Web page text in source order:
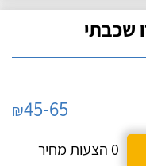
שכבתי
₪45-65
0 הצעות מחיר